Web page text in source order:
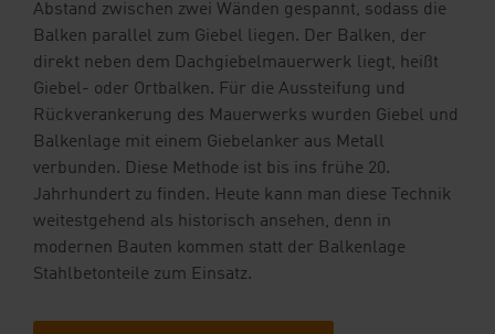
Abstand zwischen zwei Wänden gespannt, sodass die
Balken parallel zum Giebel liegen. Der Balken, der
direkt neben dem Dachgiebelmauerwerk liegt, heißt
Giebel- oder Ortbalken. Für die Aussteifung und
Rückverankerung des Mauerwerks wurden Giebel und
Balkenlage mit einem Giebelanker aus Metall
verbunden. Diese Methode ist bis ins frühe 20.
Jahrhundert zu finden. Heute kann man diese Technik
weitestgehend als historisch ansehen, denn in
modernen Bauten kommen statt der Balkenlage
Stahlbetonteile zum Einsatz.